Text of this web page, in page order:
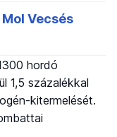
hordó
1,5 százalékkal
kitermelését.